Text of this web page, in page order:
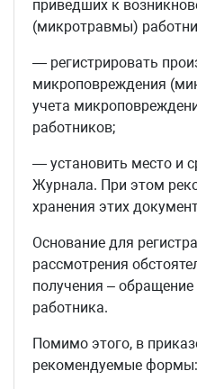
приведших к
(микротравмы)
— регистрировать
микроповреждения
учета
работников;
— установить место и
Журнала. При этом
хранения этих
Основание для
рассмотрения
получения –
работника.
Помимо этого, в
рекомендуемые формы: